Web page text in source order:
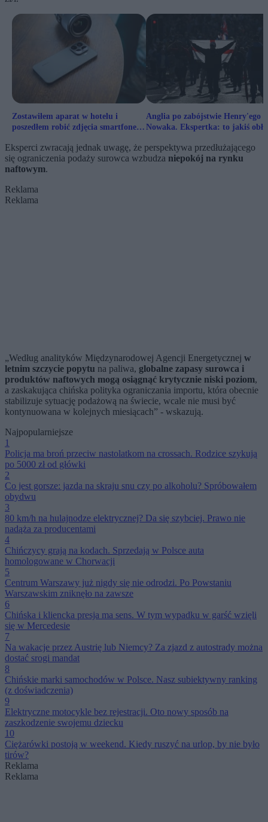
Zostawiłem aparat w hotelu i
poszedłem robić zdjęcia smartfonem.
Anglia po zabójstwie Henry'ego
Nowaka. Ekspertka: to jakiś
Eksperci zwracają jednak uwagę, że perspektywa przedłużającego
się ograniczenia podaży surowca wzbudza niepokój na rynku
naftowym.
Reklama
Reklama
„Według analityków Międzynarodowej Agencji Energetycznej w
letnim szczycie popytu na paliwa, globalne zapasy surowca i
produktów naftowych mogą osiągnąć krytycznie niski poziom,
a zaskakująca chińska polityka ograniczania importu, która obecnie
stabilizuje sytuację podażową na świecie, wcale nie musi być
kontynuowana w kolejnych miesiącach” - wskazują.
Najpopularniejsze
1
Policja ma broń przeciw nastolatkom na crossach. Rodzice szykują
po 5000 zł od główki
2
Co jest gorsze: jazda na skraju snu czy po alkoholu? Spróbowałem
obydwu
3
80 km/h na hulajnodze elektrycznej? Da się szybciej. Prawo nie
nadąża za producentami
4
Chińczycy grają na kodach. Sprzedają w Polsce auta
homologowane w Chorwacji
5
Centrum Warszawy już nigdy się nie odrodzi. Po Powstaniu
Warszawskim zniknęło na zawsze
6
Chińska i kliencka presja ma sens. W tym wypadku w garść wzięli
się w Mercedesie
7
Na wakacje przez Austrię lub Niemcy? Za zjazd z autostrady można
dostać srogi mandat
8
Chińskie marki samochodów w Polsce. Nasz subiektywny ranking
(z doświadczenia)
9
Elektryczne motocykle bez rejestracji. Oto nowy sposób na
zaszkodzenie swojemu dziecku
10
Ciężarówki postoją w weekend. Kiedy ruszyć na urlop, by nie było
tirów?
Reklama
Reklama